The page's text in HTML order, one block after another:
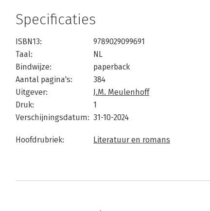
Specificaties
ISBN13:
9789029099691
Taal:
NL
Bindwijze:
paperback
Aantal pagina's:
384
Uitgever:
J.M. Meulenhoff
Druk:
1
Verschijningsdatum: 31-10-2024
Hoofdrubriek: Literatuur en romans